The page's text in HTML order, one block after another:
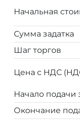
Начальная
Сумма задатка
Шаг торгов
Цена с НДС
Начало подачи
Окончание